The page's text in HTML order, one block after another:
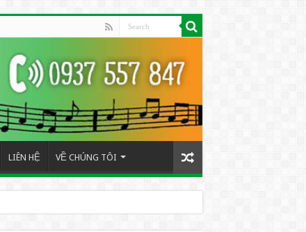
LIÊN HỆ VỀ CHÚNG TÔI